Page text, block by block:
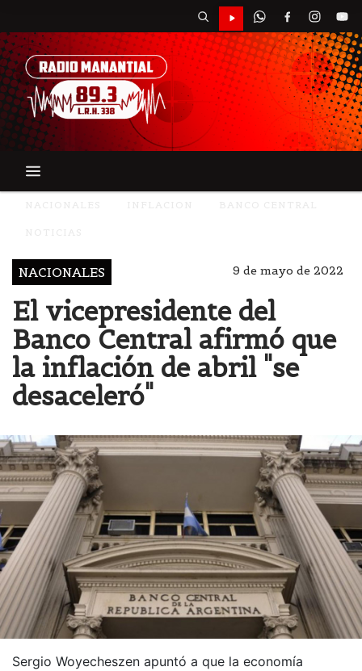
NACIONALES 9 de mayo de 2022
El vicepresidente del
Banco Central afirmó que
la inflación de abril "se
desaceleró"
Sergio Woyecheszen apuntó a que la economía